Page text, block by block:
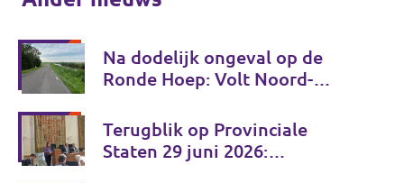
Na dodelijk ongeval op de
Ronde Hoep: Volt Noord-
verkeersveiligheidsplan
Terugblik op Provinciale
Staten 29 juni 2026: